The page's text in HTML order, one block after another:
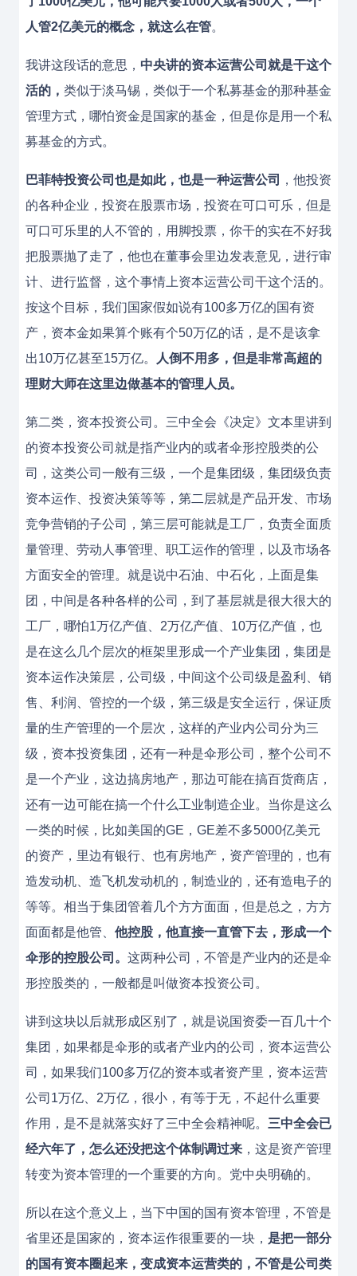
人管2亿美元的概念，就这么在管。
我讲这段话的意思， 中央讲的资本运营公司就是干这个
活的， 类似于淡马锡，类似于一个私募基金的那种基金
管理方式，哪怕资金是国家的基金，但是你是用一个私
募基金的方式。
巴菲特投资公司也是如此，也是一种运营公司
，他投资
的各种企业，投资在股票市场，投资在可口可乐，但是
可口可乐里的人不管的，用脚投票，你干的实在不好我
把股票抛了走了，他也在董事会里边发表意见，进行审
计、进行监督，这个事情上资本运营公司干这个活的。
按这个目标，我们国家假如说有100多万亿的国有资
产，资本金如果算个账有个50万亿的话，是不是该拿
出10万亿甚至15万亿。
人倒不用多，但是非常高超的
理财大师在这里边做基本的管理人员。
第二类，资本投资公司。三中全会《决定》文本里讲到
的资本投资公司就是指产业内的或者伞形控股类的公
司，这类公司一般有三级，一个是集团级，集团级负责
资本运作、投资决策等等，第二层就是产品开发、市场
竞争营销的子公司，第三层可能就是工厂，负责全面质
量管理、劳动人事管理、职工运作的管理，以及市场各
方面安全的管理。就是说中石油、中石化，上面是集
团，中间是各种各样的公司，到了基层就是很大很大的
工厂，哪怕1万亿产值、2万亿产值、10万亿产值，也
是在这么几个层次的框架里形成一个产业集团，集团是
资本运作决策层，公司级，中间这个公司级是盈利、销
售、利润、管控的一个级，第三级是安全运行，保证质
量的生产管理的一个层次，这样的产业内公司分为三
级，资本投资集团，还有一种是伞形公司，整个公司不
是一个产业，这边搞房地产，那边可能在搞百货商店，
还有一边可能在搞一个什么工业制造企业。当你是这么
一类的时候，比如美国的GE，GE差不多5000亿美元
的资产，里边有银行、也有房地产，资产管理的，也有
造发动机、造飞机发动机的，制造业的，还有造电子的
等等。相当于集团管着几个方方面面，但是总之，方方
面面都是他管、 他控股，他直接一直管下去，形成一个
伞形的控股公司。 这两种公司，不管是产业内的还是伞
形控股类的，一般都是叫做资本投资公司。
讲到这块以后就形成区别了，就是说国资委一百几十个
集团，如果都是伞形的或者产业内的公司，资本运营公
司，如果我们100多万亿的资本或者资产里，资本运营
公司1万亿、2万亿，很小，有等于无，不起什么重要
作用，是不是就落实好了三中全会精神呢。 三中全会已
经六年了，怎么还没把这个体制调过来 ，这是资产管理
转变为资本管理的一个重要的方向。党中央明确的。
所以在这个意义上，当下中国的国有资本管理，不管是
省里还是国家的，资本运作很重要的一块， 是把一部分
的国有资本圈起来，变成资本运营类的，不管是公司类